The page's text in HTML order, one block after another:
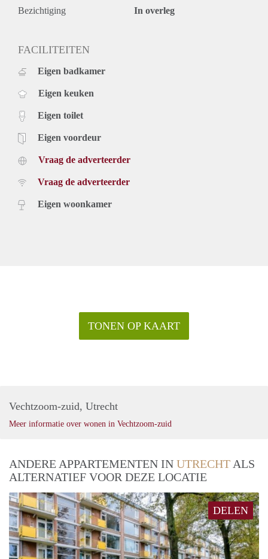
Bezichtiging In overleg
FACILITEITEN
Eigen badkamer
Eigen keuken
Eigen toilet
Eigen voordeur
Vraag de adverteerder
Vraag de adverteerder
Eigen woonkamer
TONEN OP KAART
Vechtzoom-zuid, Utrecht
Meer informatie over wonen in Vechtzoom-zuid
ANDERE APPARTEMENTEN IN UTRECHT ALS
ALTERNATIEF VOOR DEZE LOCATIE
DELEN